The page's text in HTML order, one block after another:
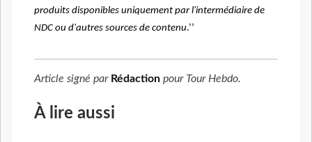
produits disponibles uniquement par l'intermédiaire de
NDC ou d'autres sources de contenu.’’
Article signé par Rédaction pour Tour Hebdo.
À lire aussi